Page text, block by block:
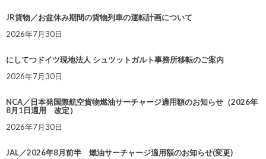
JR貨物／お盆休み期間の貨物列車の運転計画について
2026年7月30日
にしてつドイツ現地法人 シュツットガルト事務所移転のご案内
2026年7月30日
NCA／日本発国際航空貨物燃油サーチャージ適用額のお知らせ（2026年
8月1日適用 改定）
2026年7月30日
JAL／2026年8月前半 燃油サーチャージ適用額のお知らせ(変更)